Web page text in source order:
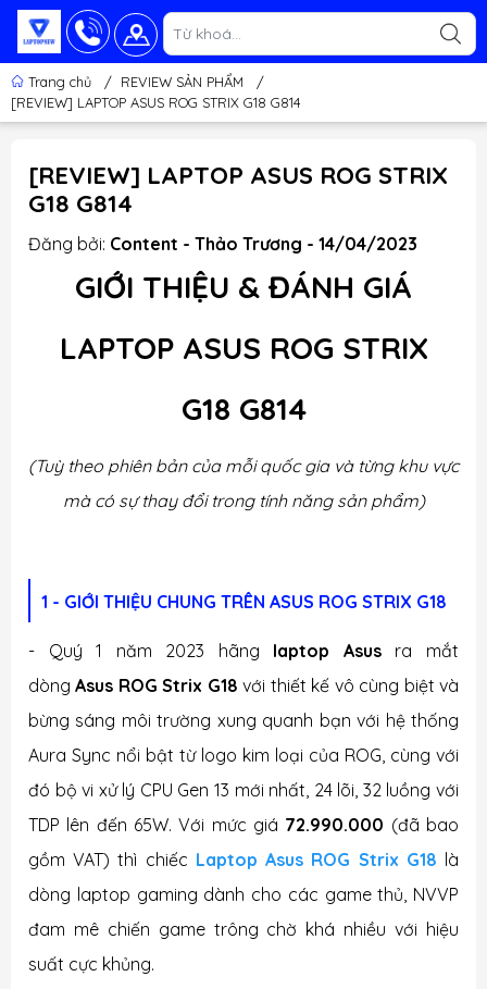
Trang chủ / REVIEW SẢN PHẨM
/
[REVIEW] LAPTOP ASUS ROG STRIX G18 G814
[REVIEW] LAPTOP ASUS ROG STRIX
G18 G814
Đăng bởi: Content - Thảo Trương - 14/04/2023
GIỚI THIỆU & ĐÁNH GIÁ
LAPTOP ASUS ROG STRIX
G18 G814
(Tuỳ theo phiên bản của mỗi quốc gia và từng khu vực
mà có sự thay đổi trong tính năng sản phẩm)
1 - GIỚI THIỆU CHUNG TRÊN ASUS ROG STRIX G18
- Quý 1 năm 2023 hãng laptop Asusra mắt
dòngAsus ROG Strix G18 với thiết kế vô cùng biệt và
bừng sáng môi trường xung quanh bạn với hệ thống
Aura Sync nổi bật từ logo kim loại của ROG, cùng với
đó bộ vi xử lý CPU Gen 13 mới nhất, 24 lõi, 32 luồng với
TDP lên đến 65W.Với mức giá 72.990.000 (đã bao
gồm VAT) thì chiếc Laptop Asus ROG Strix G18 là
dòng laptop gaming dành cho các game thủ, NVVP
đam mê chiến game trông chờ khá nhiều với hiệu
suất cực khủng.